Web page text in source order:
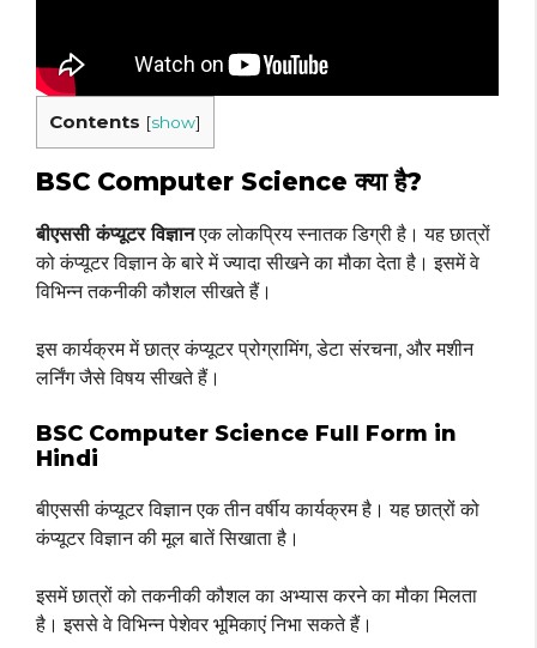
Contents [show]
BSC Computer Science क्या है?
बीएससी कंप्यूटर विज्ञानएक लोकप्रिय स्नातक डिग्री है। यह छात्रों
को कंप्यूटर विज्ञान के बारे में ज्यादा सीखने का मौका देता है। इसमें वे
विभिन्न तकनीकी कौशल सीखते हैं।
इस कार्यक्रम में छात्र कंप्यूटर प्रोग्रामिंग, डेटा संरचना, और मशीन
लर्निंग जैसे विषय सीखते हैं।
BSC Computer Science Full Form in
Hindi
बीएससी कंप्यूटर विज्ञान एक तीन वर्षीय कार्यक्रम है। यह छात्रों को
कंप्यूटर विज्ञान की मूल बातें सिखाता है।
इसमें छात्रों को तकनीकी कौशल का अभ्यास करने का मौका मिलता
है। इससे वे विभिन्न पेशेवर भूमिकाएं निभा सकते हैं।